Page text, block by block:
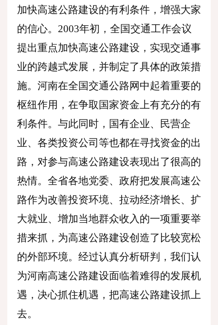
加快高速公路建设的有利条件，增强大家
的信心。2003年初，全国交通工作会议
提出重点加快高速公路建设，实现交通事
业的跨越式发展，并制定了具体的政策措
施。河南在全国交通公路网中起着重要的
枢纽作用，在争取国家资金上有充分的有
利条件。与此同时，国有企业、民营企
业、各类投资公司等也都在寻找资金的出
路，对参与高速公路建设表现出了很高的
热情。全省各地党委、政府把发展高速公
路作为改善投资环境、拉动经济增长、扩
大就业、增加当地群众收入的一项重要举
措来抓，为高速公路建设创造了比较宽松
的外部环境。经过认真分析研判，我们认
为河南高速公路建设面临着难得的发展机
遇，决心抓住机遇，把高速公路建设抓上
去。